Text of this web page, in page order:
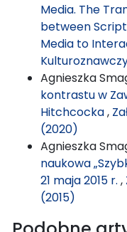
Media. The
between
Media to
Agnieszka
kontrastu w
Hitchcocka,
(2020)
Agnieszka
naukowa
21 maja 2015 r. ,
(2015)